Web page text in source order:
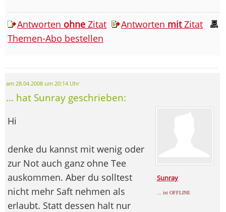
Antworten ohne Zitat Antworten mitZitat
Themen-Abo bestellen
am 28.04.2008 um 20:14 Uhr
... hat Sunray geschrieben:
Sunray
... ist OFFLINE
Hi
denke du kannst mit wenig oder
zur Not auch ganz ohne Tee
auskommen. Aber du solltest
nicht mehr Saft nehmen als
erlaubt. Statt dessen halt nur